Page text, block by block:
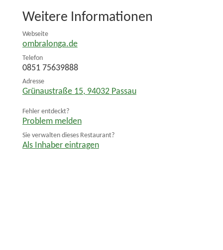
Weitere Informationen
Webseite
ombralonga.de
Telefon
0851 75639888
Adresse
Grünaustraße 15, 94032 Passau
Fehler entdeckt?
Problem melden
Sie verwalten dieses Restaurant?
Als Inhaber eintragen